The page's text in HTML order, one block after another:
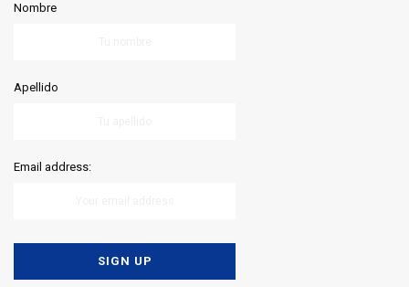
Nombre
Apellido
Email address: